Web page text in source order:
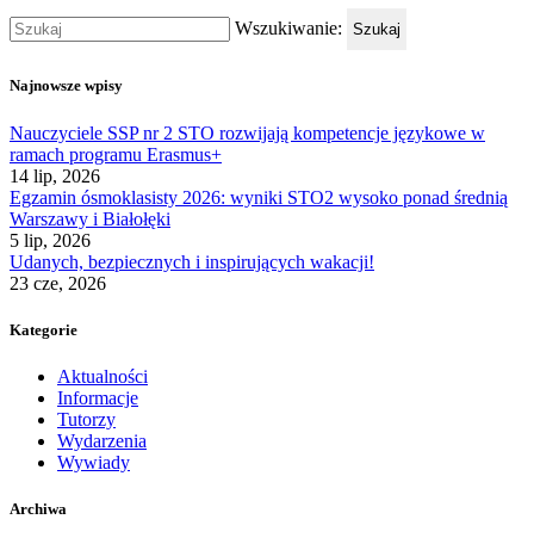
Wszukiwanie: Szukaj
Najnowsze wpisy
Nauczyciele SSP nr 2 STO rozwijają kompetencje językowe w
ramach programu Erasmus+
14 lip, 2026
Egzamin ósmoklasisty 2026: wyniki STO2 wysoko ponad średnią
Warszawy i Białołęki
5 lip, 2026
Udanych, bezpiecznych i inspirujących wakacji!
23 cze, 2026
Kategorie
Aktualności
Informacje
Tutorzy
Wydarzenia
Wywiady
Archiwa